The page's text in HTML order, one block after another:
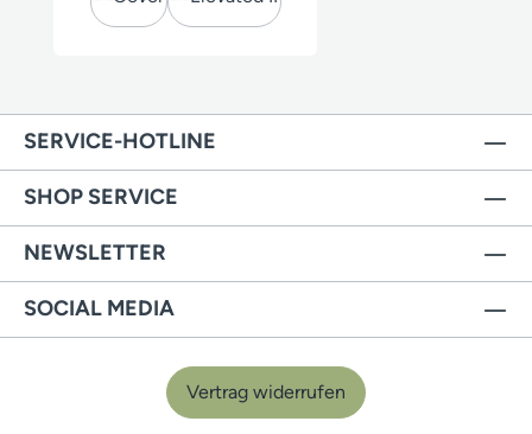
SERVICE-HOTLINE
SHOP SERVICE
NEWSLETTER
SOCIAL MEDIA
Vertrag widerrufen